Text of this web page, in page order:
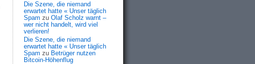
Die Szene, die niemand
erwartet hatte « Unser täglich
Spam zu Olaf Scholz warnt –
wer nicht handelt, wird viel
verlieren!
Die Szene, die niemand
erwartet hatte « Unser täglich
Spam zu Betrüger nutzen
Bitcoin-Höhenflug